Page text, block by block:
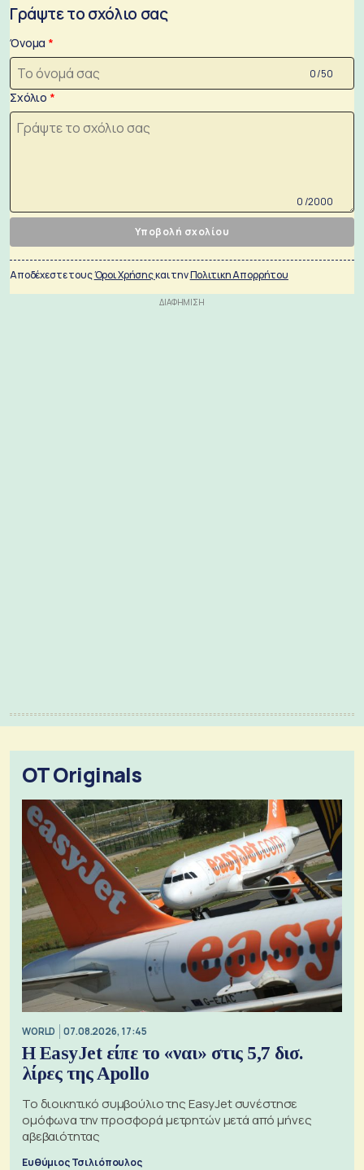
Γράψτε το σχόλιο σας
Όνομα
0 /50
Σχόλιο
0 /2000
Υποβολή σχολίου
Αποδέχεστε τουςΌροι Χρήσηςκαι τηνΠολιτικη Απορρήτου
OT Originals
WORLD 07.08.2026, 17:45
Η EasyJet είπε το «ναι» στις 5,7 δισ.
λίρες της Apollo
Το διοικητικό συμβούλιο της EasyJet συνέστησε
ομόφωνα την προσφορά μετρητών μετά από μήνες
αβεβαιότητας
Ευθύμιος Τσιλιόπουλος